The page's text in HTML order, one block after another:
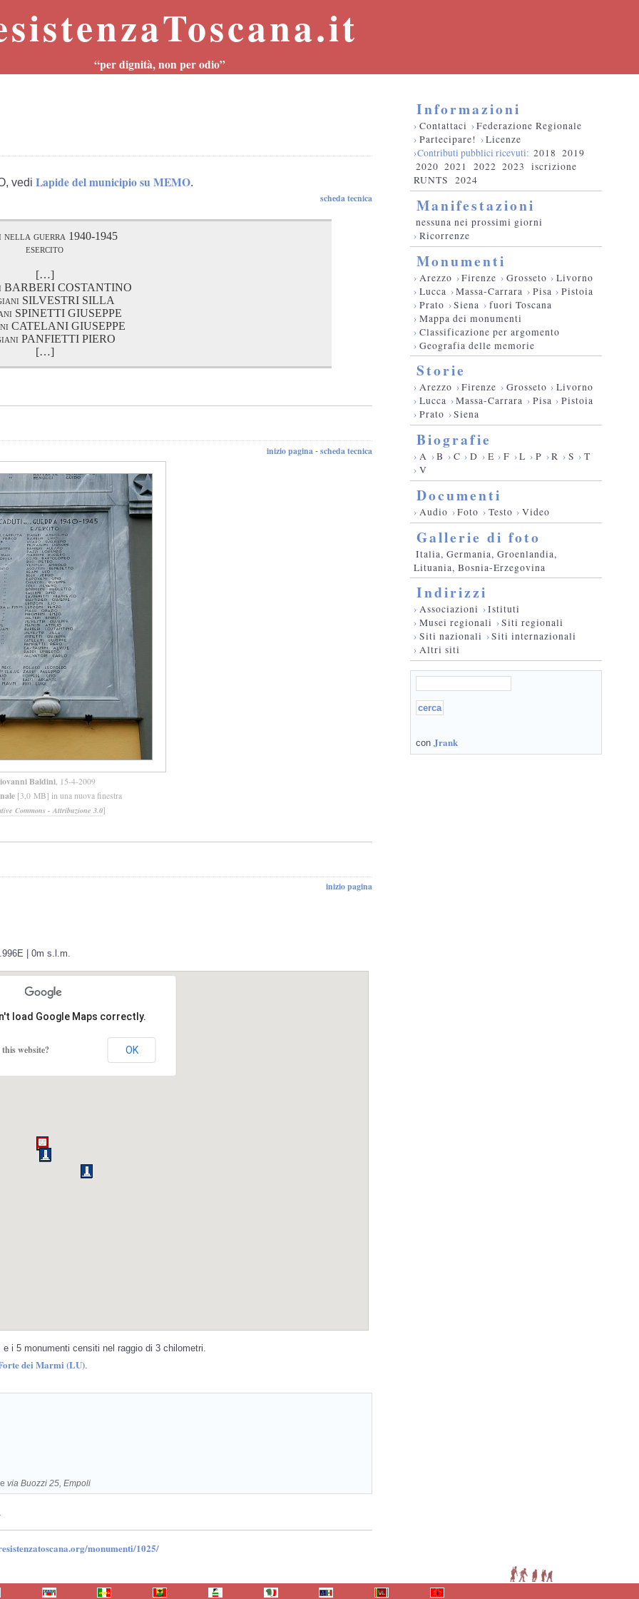
“per dignità, non per odio”
vedi Lapide del municipio su MEMO.
scheda tecnica
nella guerra 1940-1945
esercito
[…]
BARBERI COSTANTINO
SILVESTRI SILLA
SPINETTI GIUSEPPE
CATELANI GIUSEPPE
PANFIETTI PIERO
[…]
inizio pagina - scheda tecnica
Baldini, 15-4-2009
[3,0 MB] in una nuova finestra
Commons - Attribuzione 3.0]
inizio pagina
| 0m s.l.m.
load Google Maps correctly.
website? OK
i 5 monumenti censiti nel raggio di 3 chilometri.
dei Marmi (LU)
via Buozzi 25, Empoli
monumenti/1025/
Informazioni
› Contattaci ›Federazione Regionale
› Partecipare! ›Licenze
›Contributi pubblici ricevuti: 2018 2019
2020 2021 2022 2023
iscrizione
RUNTS
2024
Manifestazioni
nessuna nei prossimi giorni
› Ricorrenze
Monumenti
› Arezzo ›Firenze › Grosseto › Livorno
› Lucca ›Massa-Carrara › Pisa › Pistoia
› Prato ›Siena › fuori Toscana
› Mappa dei monumenti
› Classificazione per argomento
› Geografia delle memorie
Storie
› Arezzo ›Firenze › Grosseto › Livorno
› Lucca ›Massa-Carrara › Pisa › Pistoia
› Prato ›Siena
Biografie
› A ›B › C › D › E › F ›L › P ›R › S › T
› V
Documenti
› Audio ›Foto › Testo › Video
Gallerie di foto
Italia, Germania, Groenlandia,
Lituania, Bosnia-Erzegovina
Indirizzi
› Associazioni ›Istituti
› Musei regionali ›Siti regionali
› Siti nazionali ›Siti internazionali
› Altri siti
con Jrank